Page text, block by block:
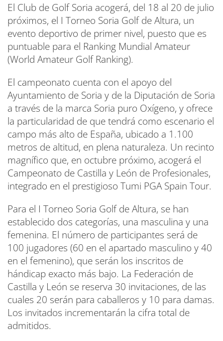
El Club de Golf Soria acogerá, del 18 al 20 de julio
próximos, el I Torneo Soria Golf de Altura, un
evento deportivo de primer nivel, puesto que es
puntuable para el Ranking Mundial Amateur
(World Amateur Golf Ranking).
El campeonato cuenta con el apoyo del
Ayuntamiento de Soria y de la Diputación de Soria
a través de la marca Soria puro Oxígeno, y ofrece
la particularidad de que tendrá como escenario el
campo más alto de España, ubicado a 1.100
metros de altitud, en plena naturaleza. Un recinto
magnífico que, en octubre próximo, acogerá el
Campeonato de Castilla y León de Profesionales,
integrado en el prestigioso Tumi PGA Spain Tour.
Para el I Torneo Soria Golf de Altura, se han
establecido dos categorías, una masculina y una
femenina. El número de participantes será de
100 jugadores (60 en el apartado masculino y 40
en el femenino), que serán los inscritos de
hándicap exacto más bajo. La Federación de
Castilla y León se reserva 30 invitaciones, de las
cuales 20 serán para caballeros y 10 para damas.
Los invitados incrementarán la cifra total de
admitidos.